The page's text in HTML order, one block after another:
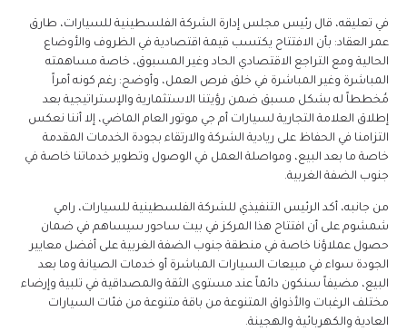
في تعليقه، قال رئيس مجلس إدارة الشركة الفلسطينية للسيارات، طارق
عمر العقاد: بأن الافتتاح يكتسب قيمة اقتصادية في الظروف والأوضاع
الحالية ومع التراجع الاقتصادي الحاد وغير المسبوق، خاصة مساهمته
المباشرة وغير المباشرة في خلق فرص العمل، وأوضح: رغم كونه أمراً
مُخططاً له بشكل مسبق ضمن رؤيتنا الاستثمارية والإستراتيجية بعد
إطلاق العلامة التجارية لسيارات أم جي موتور العام الماضي، إلا أننا نعكس
التزامنا في الحفاظ على ريادية الشركة والارتقاء بجودة الخدمات المقدمة
خاصة ما بعد البيع، ومواصلة العمل في الوصول وتطوير خدماتنا خاصة في
جنوب الضفة الغربية.
من جانبه، أكد الرئيس التنفيذي للشركة الفلسطينية للسيارات، رامي
شمشوم على أن افتتاح هذا المركز في بيت ساحور سيساهم في ضمان
حصول عملاؤنا خاصة في منطقة جنوب الضفة الغربية على أفضل معايير
الجودة سواء في مبيعات السيارات المباشرة أو خدمات الصيانة وما بعد
البيع، مضيفاً سنكون دائماً عند مستوى الثقة والمصداقية في تلبية وإرضاء
مختلف الرغبات والأذواق المتنوعة من باقة متنوعة من فئات السيارات
العادية والكهربائية والهجينة.